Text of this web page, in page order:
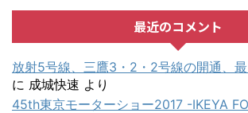
最近のコメント
放射5号線、三鷹3・2・2号線の開通、
に 成城快速 より
45th東京モーターショー2017 -IKEYA